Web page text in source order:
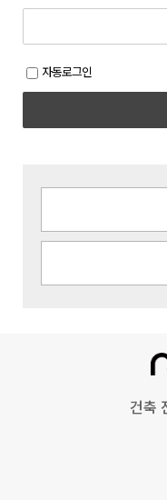
자동로그인
건축